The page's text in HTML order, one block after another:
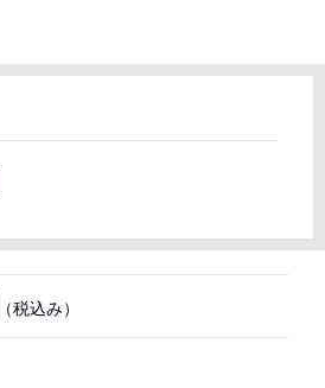
（税込み）